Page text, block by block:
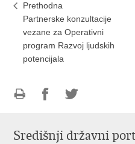
Prethodna
Partnerske konzultacije
vezane za Operativni
program Razvoj ljudskih
potencijala
FacebookuTwitteru
Središnji državni